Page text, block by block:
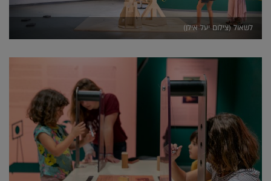
לשאול (צילום יעל אילן)